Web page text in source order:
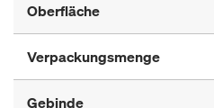
Oberfläche
Verpackungsmenge
Gebinde